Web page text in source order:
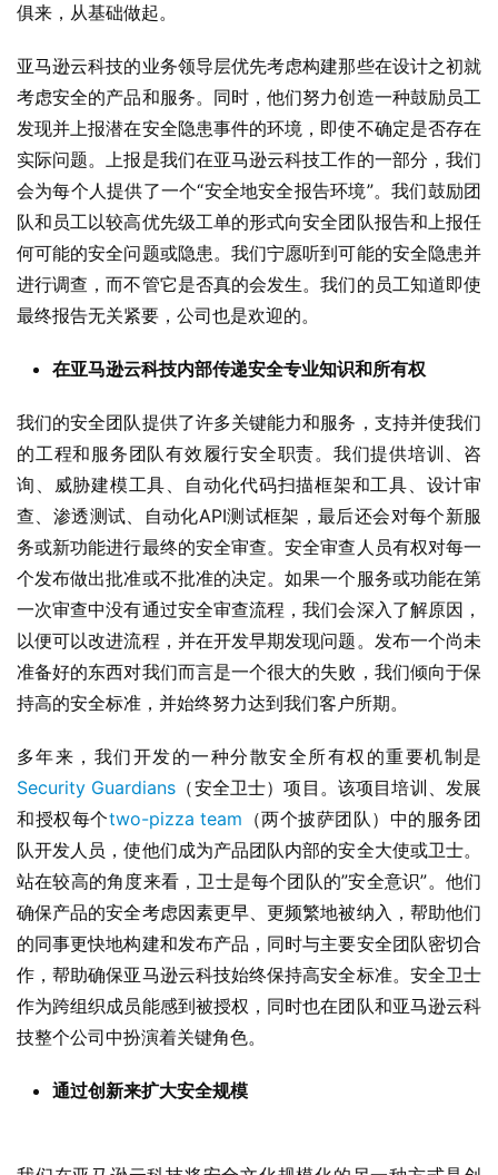
俱来，从基础做起。
亚马逊云科技的业务领导层优先考虑构建那些在设计之初就
考虑安全的产品和服务。同时，他们努力创造一种鼓励员工
发现并上报潜在安全隐患事件的环境，即使不确定是否存在
实际问题。上报是我们在亚马逊云科技工作的一部分，我们
会为每个人提供了一个“安全地安全报告环境”。我们鼓励团
队和员工以较高优先级工单的形式向安全团队报告和上报任
何可能的安全问题或隐患。我们宁愿听到可能的安全隐患并
进行调查，而不管它是否真的会发生。我们的员工知道即使
最终报告无关紧要，公司也是欢迎的。
在亚马逊云科技内部传递安全专业知识和所有权
我们的安全团队提供了许多关键能力和服务，支持并使我们
的工程和服务团队有效履行安全职责。我们提供培训、咨
询、威胁建模工具、自动化代码扫描框架和工具、设计审
查、渗透测试、自动化API测试框架，最后还会对每个新服
务或新功能进行最终的安全审查。安全审查人员有权对每一
个发布做出批准或不批准的决定。如果一个服务或功能在第
一次审查中没有通过安全审查流程，我们会深入了解原因，
以便可以改进流程，并在开发早期发现问题。发布一个尚未
准备好的东西对我们而言是一个很大的失败，我们倾向于保
持高的安全标准，并始终努力达到我们客户所期。
多年来，我们开发的一种分散安全所有权的重要机制是
Security Guardians （安全卫士）项目。该项目培训、发展
和授权每个two-pizza team （两个披萨团队）中的服务团
队开发人员，使他们成为产品团队内部的安全大使或卫士。
站在较高的角度来看，卫士是每个团队的”安全意识”。他们
确保产品的安全考虑因素更早、更频繁地被纳入，帮助他们
的同事更快地构建和发布产品，同时与主要安全团队密切合
作，帮助确保亚马逊云科技始终保持高安全标准。安全卫士
作为跨组织成员能感到被授权，同时也在团队和亚马逊云科
技整个公司中扮演着关键角色。
通过创新来扩大安全规模